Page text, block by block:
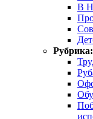
В
Рубрика: